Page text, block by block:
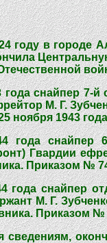
году в городе
года снайпер 7-й
М. Г.
ноября 1943
года снайпер
Гвардии
Приказом №
года снайпер
М. Г.
Приказом №